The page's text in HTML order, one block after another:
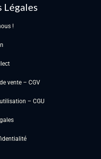
!
vente – CGV
– CGU